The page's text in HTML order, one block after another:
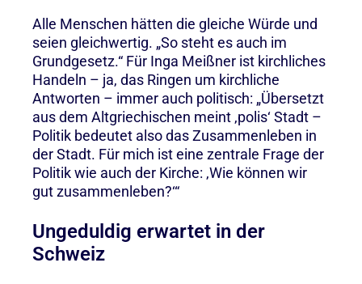
Alle Menschen hätten die gleiche Würde und
seien gleichwertig. „So steht es auch im
Grundgesetz.“ Für Inga Meißner ist kirchliches
Handeln – ja, das Ringen um kirchliche
Antworten – immer auch politisch: „Übersetzt
aus dem Altgriechischen meint ‚polis‘ Stadt –
Politik bedeutet also das Zusammenleben in
der Stadt. Für mich ist eine zentrale Frage der
Politik wie auch der Kirche: ‚Wie können wir
gut zusammenleben?‘“
Ungeduldig erwartet in der
Schweiz